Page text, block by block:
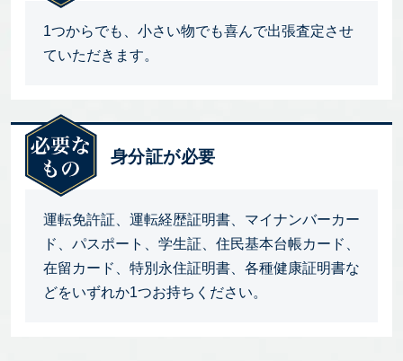
1つからでも、小さい物でも喜んで出張査定させ
ていただきます。
身分証が必要
運転免許証、運転経歴証明書、マイナンバーカー
ド、パスポート、学生証、住民基本台帳カード、
在留カード、特別永住証明書、各種健康証明書な
どをいずれか1つお持ちください。